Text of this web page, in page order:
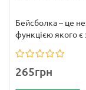
Бейсболка – це
функцією якого є
265грн